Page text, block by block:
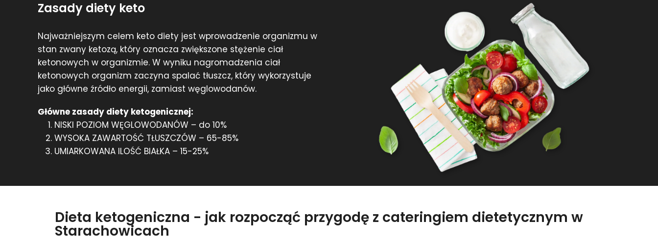
Zasady diety keto
Najważniejszym celem keto diety jest wprowadzenie organizmu w
stan zwany ketozą, który oznacza zwiększone stężenie ciał
ketonowych w organizmie. W wyniku nagromadzenia ciał
ketonowych organizm zaczyna spalać tłuszcz, który wykorzystuje
jako główne źródło energii, zamiast węglowodanów.
Główne zasady diety ketogenicznej:
NISKI POZIOM WĘGLOWODANÓW – do 10%
WYSOKA ZAWARTOŚĆ TŁUSZCZÓW – 65-85%
UMIARKOWANA ILOŚĆ BIAŁKA – 15-25%
Dieta ketogeniczna - jak rozpocząć przygodę z cateringiem dietetycznym w
Starachowicach